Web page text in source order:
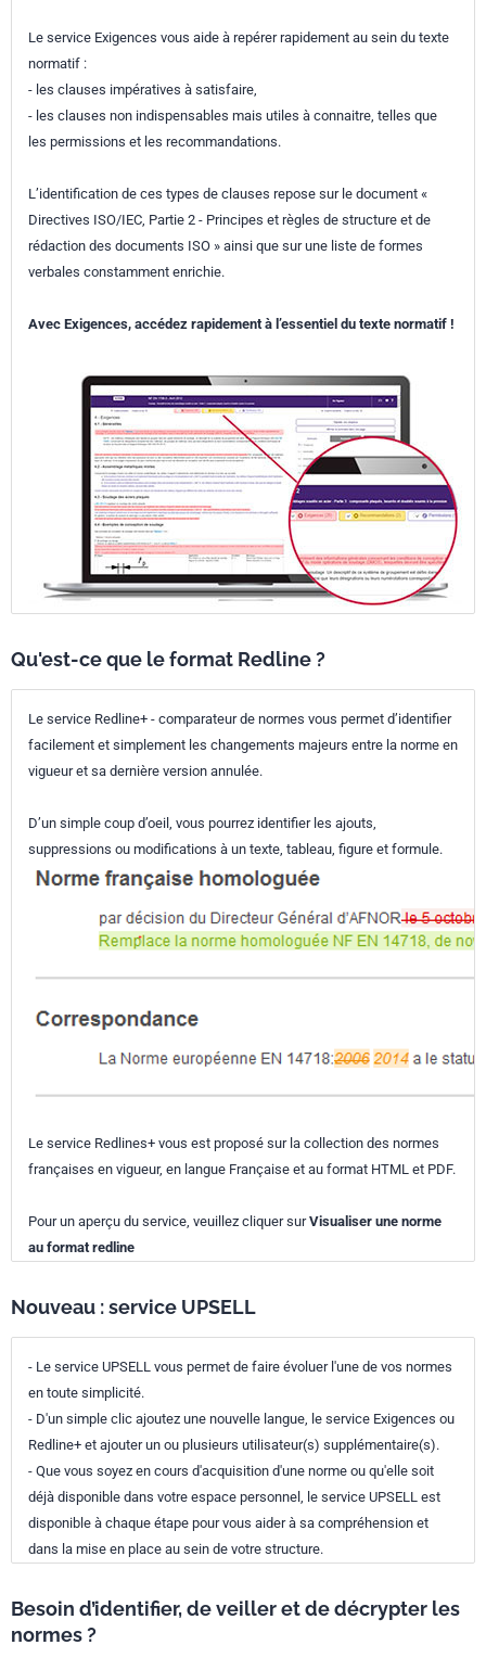
Le service Exigences vous aide à repérer rapidement au sein du texte
normatif :
- les clauses impératives à satisfaire,
- les clauses non indispensables mais utiles à connaitre, telles que
les permissions et les recommandations.
L’identification de ces types de clauses repose sur le document «
Directives ISO/IEC, Partie 2 - Principes et règles de structure et de
rédaction des documents ISO » ainsi que sur une liste de formes
verbales constamment enrichie.
Avec Exigences, accédez rapidement à l’essentiel du texte normatif !
Qu'est-ce que le format Redline ?
Le service Redline+ - comparateur de normes vous permet d’identifier
facilement et simplement les changements majeurs entre la norme en
vigueur et sa dernière version annulée.
D’un simple coup d’oeil, vous pourrez identifier les ajouts,
suppressions ou modifications à un texte, tableau, figure et formule.
Le service Redlines+ vous est proposé sur la collection des normes
françaises en vigueur, en langue Française et au format HTML et PDF.
Pour un aperçu du service, veuillez cliquer surVisualiser une norme
au format redline
Nouveau : service UPSELL
- Le service UPSELL vous permet de faire évoluer l'une de vos normes
en toute simplicité.
- D'un simple clic ajoutez une nouvelle langue, le service Exigences ou
Redline+ et ajouter un ou plusieurs utilisateur(s) supplémentaire(s).
- Que vous soyez en cours d'acquisition d'une norme ou qu'elle soit
déjà disponible dans votre espace personnel, le service UPSELL est
disponible à chaque étape pour vous aider à sa compréhension et
dans la mise en place au sein de votre structure.
Besoin d’identifier, de veiller et de décrypter les
normes ?